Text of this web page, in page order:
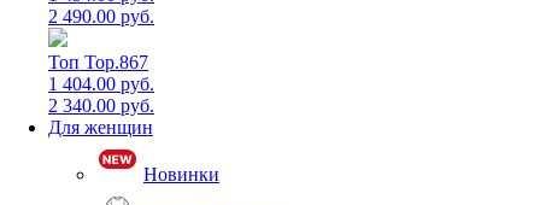
2 490.00 руб.
Топ Top.867
1 404.00 руб.
2 340.00 руб.
Для женщин
Новинки